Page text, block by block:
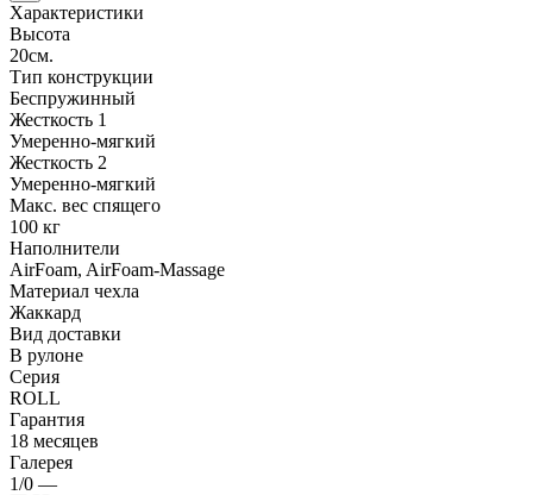
Характеристики
Высота
20см.
Тип конструкции
Беспружинный
Жесткость 1
Умеренно-мягкий
Жесткость 2
Умеренно-мягкий
Макс. вес спящего
100 кг
Наполнители
AirFoam, AirFoam-Massage
Материал чехла
Жаккард
Вид доставки
В рулоне
Серия
ROLL
Гарантия
18 месяцев
Галерея
1/0 —